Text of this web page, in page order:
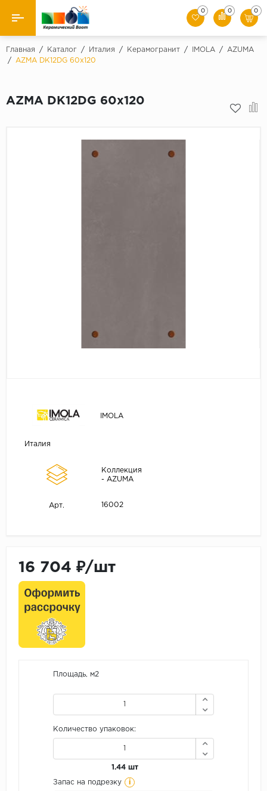
Назад
Керамическая плитка
0 0 0
Главная / Каталог / Италия / Керамогранит / IMOLA /
AZUMA
/
AZMA DK12DG 60x120
AZMA DK12DG 60x120
IMOLA
Италия
Коллекция
- AZUMA
Арт. 16002
16 704 ₽/шт
Площадь, м2
Количество упаковок:
1.44 шт
Запас на подрезку i